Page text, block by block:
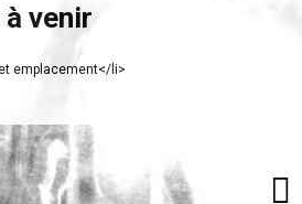
venir
emplacement</li>